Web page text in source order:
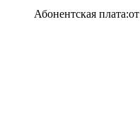
Абонентская плата:от